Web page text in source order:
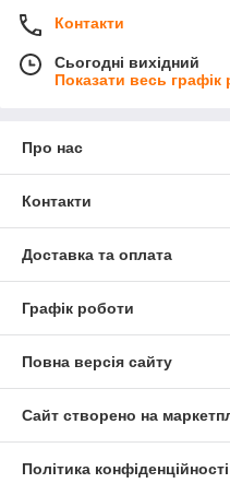
Контакти
Сьогодні вихідний
Показати весь графік
Про нас
Контакти
Доставка та оплата
Графік роботи
Повна версія сайту
Сайт створено на
Політика конфіденційності